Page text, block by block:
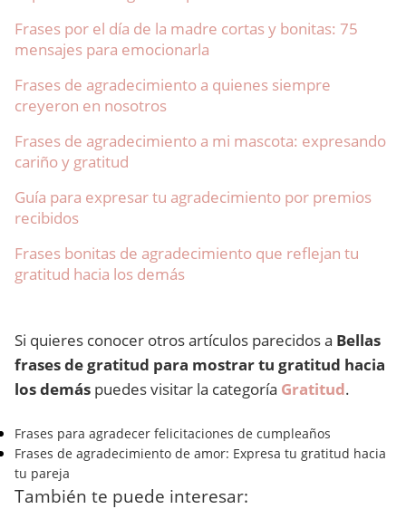
Frases por el día de la madre cortas y bonitas: 75
mensajes para emocionarla
Frases de agradecimiento a quienes siempre
creyeron en nosotros
Frases de agradecimiento a mi mascota: expresando
cariño y gratitud
Guía para expresar tu agradecimiento por premios
recibidos
Frases bonitas de agradecimiento que reflejan tu
gratitud hacia los demás
Si quieres conocer otros artículos parecidos a Bellas
frases de gratitud para mostrar tu gratitud hacia
los demás puedes visitar la categoría Gratitud.
Frases para agradecer felicitaciones de cumpleaños
Frases de agradecimiento de amor: Expresa tu gratitud hacia
tu pareja
También te puede interesar: